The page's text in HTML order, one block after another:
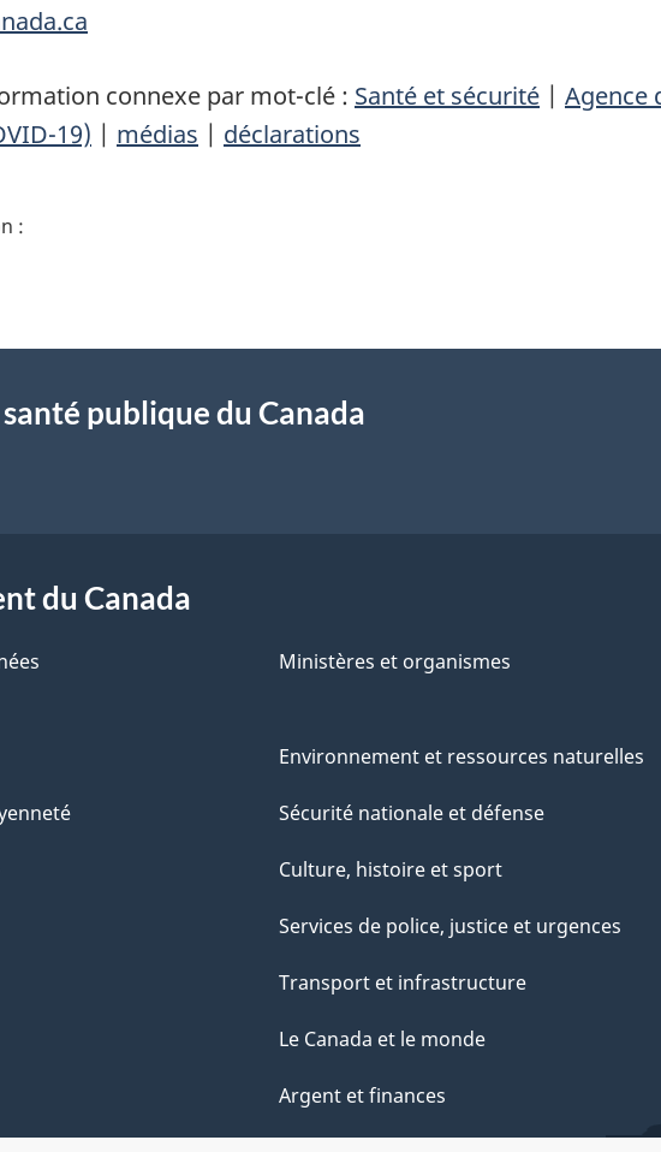
connexe par mot-clé : Santé et sécurité | Agence
19) | médias | déclarations
publique du Canada
du Canada
Ministères et organismes
Environnement et ressources naturelles
Sécurité nationale et défense
Culture, histoire et sport
Services de police, justice et urgences
Transport et infrastructure
Le Canada et le monde
Argent et finances